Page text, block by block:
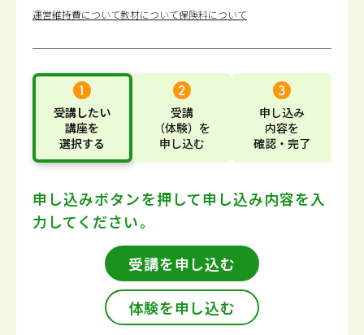
運営維持費について教材について保険料について
受講したい
講座を
選択する
受講
（体験） を
申し込む
申し込み
内容を
確認・完了
申し込みボタンを押して申し込み内容を入
力してください。
受講を申し込む
体験を申し込む